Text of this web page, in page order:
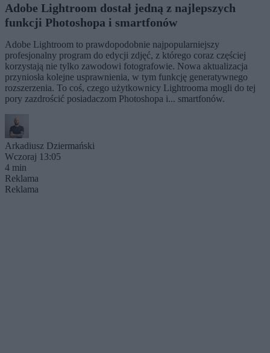
Adobe Lightroom dostał jedną z najlepszych
funkcji Photoshopa i smartfonów
Adobe Lightroom to prawdopodobnie najpopularniejszy
profesjonalny program do edycji zdjęć, z którego coraz częściej
korzystają nie tylko zawodowi fotografowie. Nowa aktualizacja
przyniosła kolejne usprawnienia, w tym funkcję generatywnego
rozszerzenia. To coś, czego użytkownicy Lightrooma mogli do tej
pory zazdrościć posiadaczom Photoshopa i... smartfonów.
Arkadiusz Dziermański
Wczoraj 13:05
4 min
Reklama
Reklama